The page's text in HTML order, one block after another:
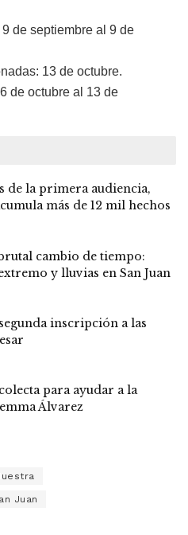
de septiembre al 9 de
13 de octubre.
de octubre al 13 de
de la primera audiencia,
más de 12 mil hechos
cambio de tiempo:
y lluvias en San Juan
inscripción a las
para ayudar a la
Álvarez
Juan